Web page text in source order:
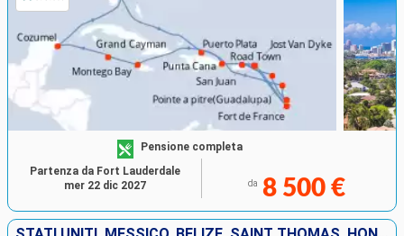
Pensione completa
da 8 500 €
Partenza da Fort Lauderdale
mer 22 dic 2027